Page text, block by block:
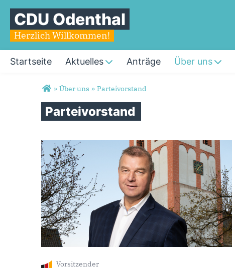
CDU Odenthal
Herzlich Willkommen!
Startseite Aktuelles Anträge Über uns
Sie sind hier
» Über uns » Parteivorstand
Parteivorstand
Vorsitzender